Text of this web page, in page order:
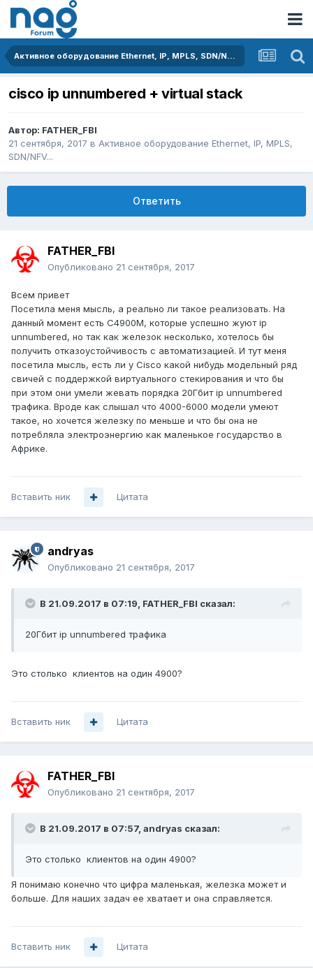
Активное оборудование Ethernet, IP, MPLS, SDN/NFV...
cisco ip unnumbered + virtual stack
Автор: FATHER_FBI
21 сентября, 2017 в Активное оборудование Ethernet, IP, MPLS,
SDN/NFV...
Ответить
FATHER_FBI
Опубликовано 21 сентября, 2017
Всем привет
Посетила меня мысль, а реально ли такое реализовать. На
данный момент есть C4900M, которые успешно жуют ip
unnumbered, но так как железок несколько, хотелось бы
получить отказоустойчивость с автоматизацией. И тут меня
посетила мысль, есть ли у Cisco какой нибудь модельный ряд
свичей с поддержкой виртуального стекирования и что бы
при этом они умели жевать порядка 20Гбит ip unnumbered
трафика. Вроде как слышал что 4000-6000 модели умеют
такое, но хочется железку по меньше и что бы она не
потребляла электроэнергию как маленькое государство в
Африке.
Вставить ник Цитата
andryas
Опубликовано 21 сентября, 2017
В 21.09.2017 в 07:19, FATHER_FBI сказал:
20Гбит ip unnumbered трафика
Это столько клиентов на один 4900?
Вставить ник Цитата
FATHER_FBI
Опубликовано 21 сентября, 2017
В 21.09.2017 в 07:57, andryas сказал:
Это столько клиентов на один 4900?
Я понимаю конечно что цифра маленькая, железка может и
больше. Для наших задач ее хватает и она справляется.
Вставить ник Цитата